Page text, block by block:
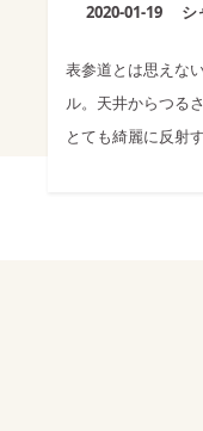
2020-01-19 シ
表参道とは思えな
ル。天井からつる
とても綺麗に反射